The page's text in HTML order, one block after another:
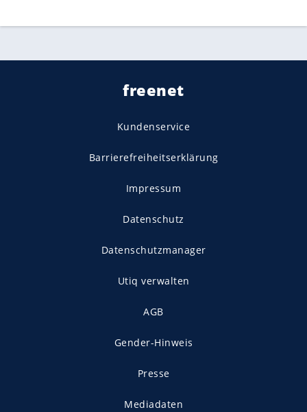
freenet
Kundenservice
Barrierefreiheitserklärung
Impressum
Datenschutz
Datenschutzmanager
Utiq verwalten
AGB
Gender-Hinweis
Presse
Mediadaten